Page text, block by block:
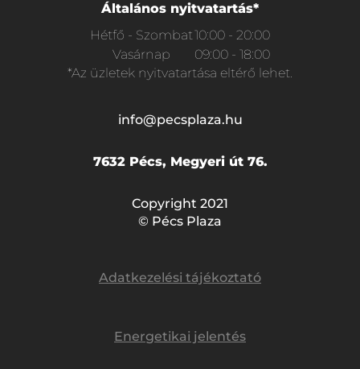
Általános nyitvatartás*
Hétfő - Szombat10:00 - 20:00
Vasárnap
09:00 - 18:00
*Az üzletek nyitvatartása eltérő lehet.
info@pecsplaza.hu
7632 Pécs, Megyeri út 76.
Copyright 2021
© Pécs Plaza
Adatkezelési tájékoztató
Energetikai jelentés